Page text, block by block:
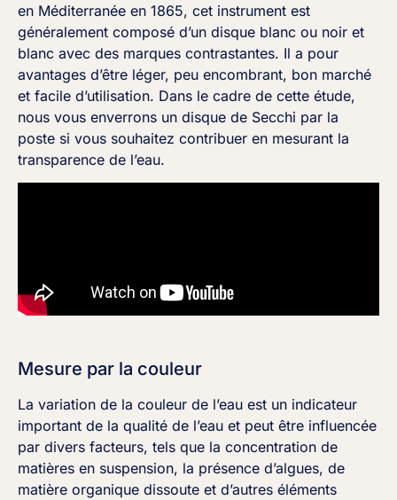
en Méditerranée en 1865, cet instrument est
généralement composé d’un disque blanc ou noir et
blanc avec des marques contrastantes. Il a pour
avantages d’être léger, peu encombrant, bon marché
et facile d’utilisation. Dans le cadre de cette étude,
nous vous enverrons un disque de Secchi par la
poste si vous souhaitez contribuer en mesurant la
transparence de l’eau.
Mesure par la couleur
La variation de la couleur de l’eau est un indicateur
important de la qualité de l’eau et peut être influencée
par divers facteurs, tels que la concentration de
matières en suspension, la présence d’algues, de
matière organique dissoute et d’autres éléments